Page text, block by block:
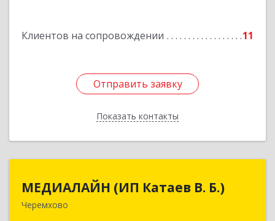
Клиентов на сопровождении 11
Отправить заявку
Показать контакты
Отправить заявку
Назад
МЕДИАЛАЙН (ИП Катаев В. Б.)
Черемхово
МЕДИАЛАЙН (ИП Катаев В. Б.)
665413, Иркутская обл, Черемхово г, Ленина ул,